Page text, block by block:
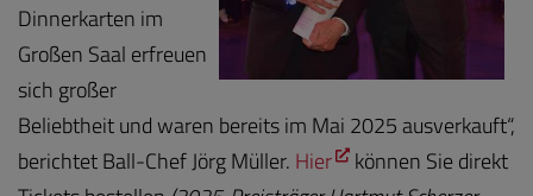
Dinnerkarten im
Großen Saal erfreuen
sich großer
Beliebtheit und waren bereits im Mai 2025 ausverkauft“,
berichtet Ball-Chef Jörg Müller. Hier
können Sie direkt